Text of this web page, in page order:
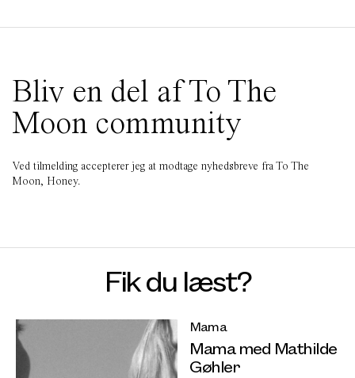
Bliv en del af To The
Moon community
Ved tilmelding accepterer jeg at modtage nyhedsbreve fra To The
Moon, Honey.
Fik du læst?
Mama
Mama med Mathilde
Gøhler